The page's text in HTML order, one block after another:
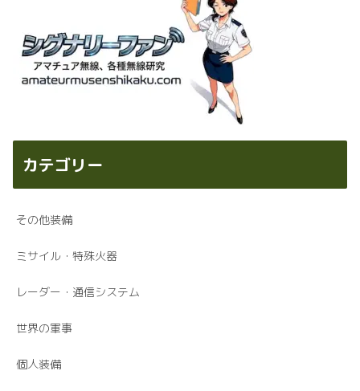
カテゴリー
その他装備
ミサイル・特殊火器
レーダー・通信システム
世界の軍事
個人装備